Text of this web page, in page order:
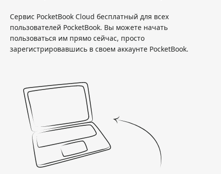
Сервис PocketBook Cloud бесплатный для всех
пользователей PocketBook. Вы можете начать
пользоваться им прямо сейчас, просто
зарегистрировавшись в своем аккаунте PocketBook.